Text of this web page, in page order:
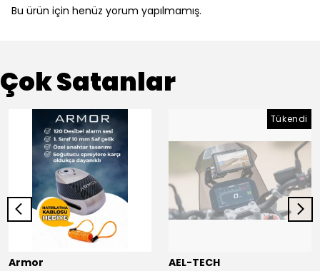
Bu ürün için henüz yorum yapılmamış.
Çok Satanlar
Armor
Tükendi
AEL-TECH